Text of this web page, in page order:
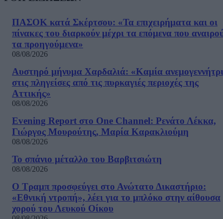
ΠΑΣΟΚ κατά Σκέρτσου: «Τα επιχειρήματα και οι
πίνακες του διαρκούν μέχρι τα επόμενα που
τα προηγούμενα»
08/08/2026
Αυστηρό μήνυμα Χαρδαλιά: «Καμία
στις πληγείσες από τις πυρκαγιές περιοχές της
Αττικής»
08/08/2026
Evening Report στο One Channel: Ρενάτο Λέκκα,
Γιώργος Μουρούτης, Μαρία Καρακλιούμη
08/08/2026
Το σπάνιο μέταλλο του Βαρβιτσιώτη
08/08/2026
Ο Τραμπ προσφεύγει στο Ανώτατο Δικαστήριο:
«Εθνική ντροπή», λέει για το μπλόκο στην αίθουσα
χορού του Λευκού Οίκου